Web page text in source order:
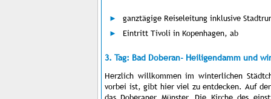
ganztägige Reiseleitung inklusive
Eintritt Tivoli in Kopenhagen, ab
3. Tag: Bad Doberan- Heiligendamm und
Herzlich willkommen im winterlichen
vorbei ist, gibt hier viel zu entdecken. Auf